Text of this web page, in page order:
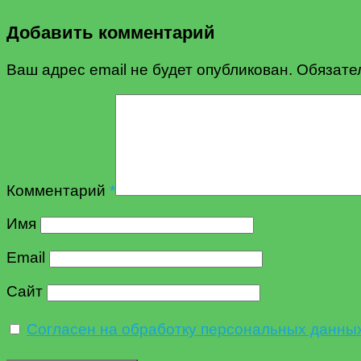
Добавить комментарий
Ваш адрес email не будет опубликован.
Комментарий *
Имя
Email
Сайт
Согласен на обработку персональных